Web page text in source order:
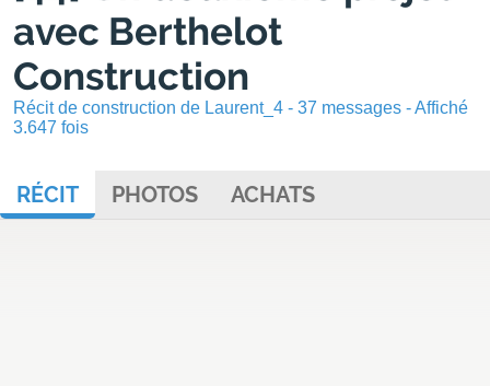
avec Berthelot
Construction
Récit de construction de Laurent_4 - 37 messages - Affiché
3.647 fois
RÉCIT PHOTOS ACHATS